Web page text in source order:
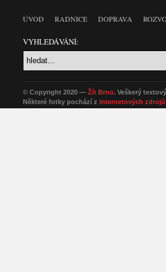
ÚVOD RADNICE DOPRAVA
VYHLEDÁVÁNÍ:
© Copyright 2020 — Žít Brno. Veškerý
Některé fotky pochází z internetových